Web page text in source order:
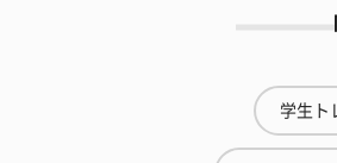
学生ト